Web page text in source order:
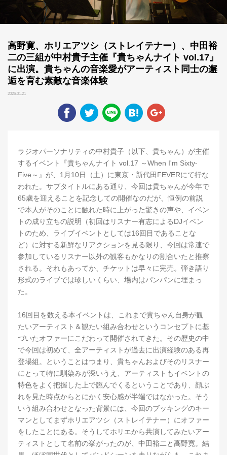
高野寛、ホリエアツシ（ストレイテナー）、中田裕
二の三組が中村貴子主催『貴ちゃんナイト vol.17』
に出演。貴ちゃんの音楽愛がアーティスト同士の邂
逅を育む素敵な音楽体験
2026.01.21
ラジオパーソナリティの中村貴子（以下、貴ちゃん）が主催
するイベント『貴ちゃんナイト vol.17 ～When I'm Sixty-
Five～』が、1月10日（土）に東京・新代田FEVERにて行な
われた。サブタイトルにある通り、今回は貴ちゃんが今年で
65歳を迎えることを記念しての開催なのだが、恒例の前説
で本人がそのことに触れた時に上がった驚きの声や、イベン
トの成り立ちの説明（初回はリスナー有志によるDJイベン
トのため、ライブイベントとしては16回目であることな
ど）に対する新鮮なリアクションを見る限り、今回は常連で
参加しているリスナー以外の観客もかなりの割合いたと推察
される。それもあってか、チケットは早々に完売。弾き語り
形式のライブでは珍しいくらい、場内はパンパンに埋まっ
た。
16回目を数える本イベントは、これまで貴ちゃん自身が観
たいアーティスト＆観たい組み合わせというコンセプトに基
づいたオファーにこだわって開催されてきた。その歴史の中
で今回は初めて、全アーティストが過去に出演経験のある再
登場組。ということはつまり、貴ちゃんおよびそのリスナー
にとって特に馴染みが深いうえ、アーティストもイベントの
特色をよく把握した上で臨んでくるということであり、顔ぶ
れを見た時点からとにかく安心感が半端ではなかった。そう
いう組み合わせとなった背景には、今回のブッキングのキー
マンとしてまずホリエアツシ（ストレイテナー）にオファー
をしたことにある。そうしてホリエから共演してみたいアー
ティストとして名前の挙がったのが、中田裕二と高野寛。結